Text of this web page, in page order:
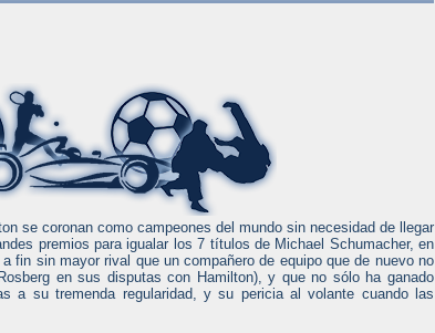
se coronan como campeones del mundo sin necesidad de llegar
premios para igualar los 7 títulos de Michael Schumacher, en
fin sin mayor rival que un compañero de equipo que de nuevo no
en sus disputas con Hamilton), y que no sólo ha ganado
a su tremenda regularidad, y su pericia al volante cuando las